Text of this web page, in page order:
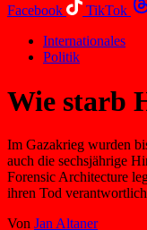
Facebook
TikTok
Internationales
Politik
Wie starb
Im Gazakrieg wurden
auch die sechsjährige
Forensic Architecture
ihren Tod
Von Jan Altaner